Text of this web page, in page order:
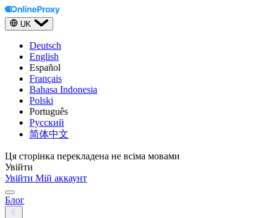
UK
Deutsch
English
Español
Français
Bahasa Indonesia
Polski
Português
Русский
简体中文
Ця сторінка перекладена не всіма мовами
Увійти
Увійти Мій аккаунт
Блог